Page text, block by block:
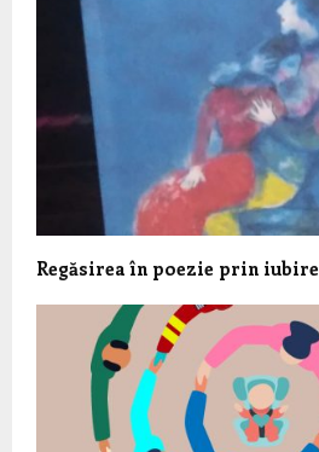
Regăsirea în poezie prin iubire